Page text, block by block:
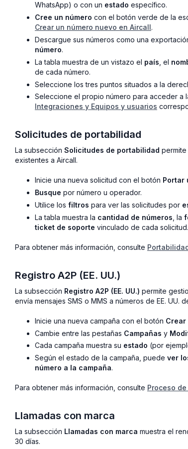
WhatsApp) o con un estado específico.
Cree un número con el botón verde de la
Crear un número nuevo en Aircall.
Descargue sus números como una
número.
La tabla muestra de un vistazo el país , el
de cada número.
Seleccione los tres puntos situados a la
Seleccione el propio número para acceder a
Integraciones y Equipos y usuarios
Solicitudes de portabilidad
La subsección Solicitudes de portabilidad
existentes a Aircall.
Inicie una nueva solicitud con el botón Portar
Busque por número u operador.
Utilice los filtros para ver las solicitudes por
La tabla muestra la cantidad de números , la
ticket de soporte vinculado de cada solicitud.
Para obtener más información, consulte
Registro A2P (EE. UU.)
La subsección Registro A2P (EE. UU.) permite
envía mensajes SMS o MMS a números de EE.
Inicie una nueva campaña con el botón Crear
Cambie entre las pestañas Campañas y
Cada campaña muestra su estado (por
Según el estado de la campaña, puede ver
número a la campaña.
Para obtener más información, consulte Proceso de
Llamadas con marca
La subsección Llamadas con marca muestra el
30 días.